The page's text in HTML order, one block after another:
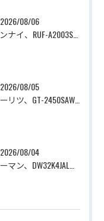
2026/08/06
2026/08/05
2026/08/04